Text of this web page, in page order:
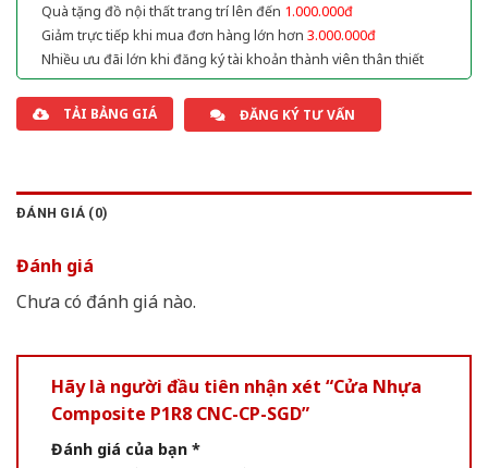
Quà tặng đồ nội thất trang trí lên đến 1.000.000đ
Giảm trực tiếp khi mua đơn hàng lớn hơn 3.000.000đ
Nhiều ưu đãi lớn khi đăng ký tài khoản thành viên thân thiết
TẢI BẢNG GIÁ ĐĂNG KÝ TƯ VẤN
ĐÁNH GIÁ (0)
Đánh giá
Chưa có đánh giá nào.
Hãy là người đầu tiên nhận xét “Cửa Nhựa
Composite P1R8 CNC-CP-SGD”
Đánh giá của bạn *